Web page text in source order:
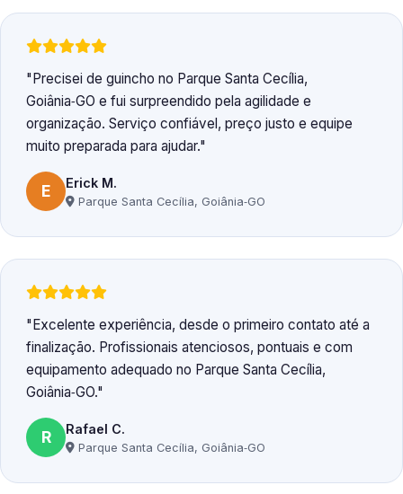
Precisei de guincho no Parque Santa Cecília,
Goiânia‑GO e fui surpreendido pela agilidade e
organização. Serviço confiável, preço justo e equipe
muito preparada para ajudar.
E Erick M.
Parque Santa Cecília, Goiânia‑GO
Excelente experiência, desde o primeiro contato até a
finalização. Profissionais atenciosos, pontuais e com
equipamento adequado no Parque Santa Cecília,
Goiânia‑GO.
R Rafael C.
Parque Santa Cecília, Goiânia‑GO